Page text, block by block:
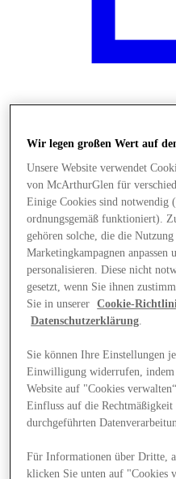
Angebote
Wir legen großen Wert auf
Unsere Website verwendet
von McArthurGlen für
Einige Cookies sind notwendig
ordnungsgemäß funktioniert).
gehören solche, die die
Marketingkampagnen anpassen
personalisieren. Diese nicht
gesetzt, wenn Sie ihnen
Sie in unserer
Cookie-
Datenschutzerklärung.
Sie können Ihre Einstellungen
Einwilligung widerrufen, indem
Website auf "Cookies
Einfluss auf die
durchgeführten
Für Informationen über Dritte,
klicken Sie unten auf "Cookies